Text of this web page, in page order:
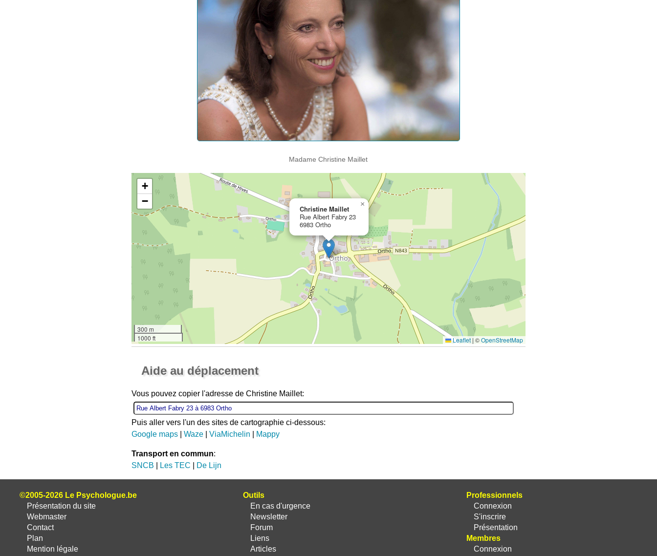
Madame Christine Maillet
Christine Maillet
Rue Albert Fabry 23
6983 Ortho
×
+
−
300 m
1000 ft
Leaflet | ©OpenStreetMap
Aide au déplacement
Vous pouvez copier l'adresse de Christine Maillet:
Puis aller vers l'un des sites de cartographie ci-dessous:
Google maps| Waze| ViaMichelin Mappy
Transport en commun:
SNCB
Les TEC De Lijn
©2005-2026 Le Psychologue.be
Présentation du site
Webmaster
Contact
Plan
Mention légale
Professionnels
Connexion
S'inscrire
Présentation
Membres
Connexion
Outils
En cas d'urgence
Newsletter
Forum
Liens
Articles